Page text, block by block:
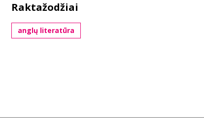
Raktažodžiai
anglų literatūra